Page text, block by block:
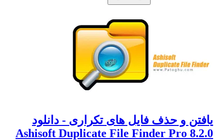
یافتن و حذف فایل های تکراری - دانلود
Ashisoft Duplicate File Finder Pro 8.2.0